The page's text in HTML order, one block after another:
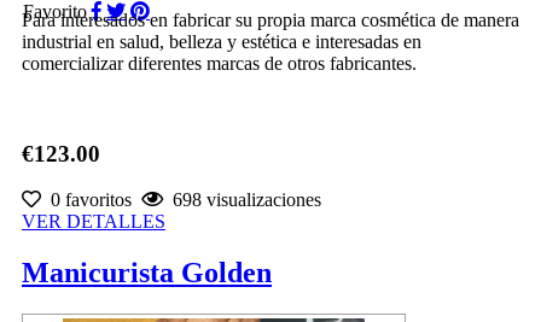
Favorito
Para interesados en fabricar su propia marca cosmética de manera
industrial en salud, belleza y estética e interesadas en
comercializar diferentes marcas de otros fabricantes.
€123.00
0 favoritos
698 visualizaciones
VER DETALLES
Manicurista Golden